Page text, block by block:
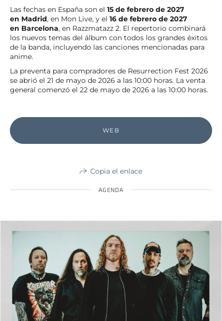
Las fechas en España son el 15 de febrero de 2027
en Madrid, en Mon Live, y el 16 de febrero de 2027
en Barcelona, en Razzmatazz 2. El repertorio combinará
los nuevos temas del álbum con todos los grandes éxitos
de la banda, incluyendo las canciones mencionadas para
anime.
La preventa para compradores de Resurrection Fest 2026
se abrió el 21 de mayo de 2026 a las 10:00 horas. La venta
general comenzó el 22 de mayo de 2026 a las 10:00 horas.
WEB
Copia el enlace
AGENDA